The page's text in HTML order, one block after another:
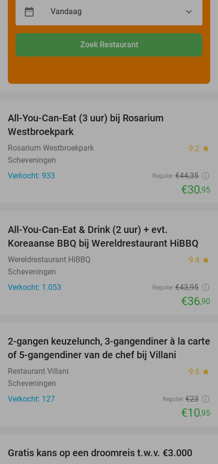
Zoek Restaurant
All-You-Can-Eat (3 uur) bij Rosarium
Westbroekpark
Rosarium Westbroekpark 9.2 star
Scheveningen
Verkocht: 933
Regulier €44,35
€30,95
All-You-Can-Eat & Drink (2 uur) + evt.
Koreaanse BBQ bij Wereldrestaurant HiBBQ
Wereldrestaurant HiBBQ 9.4 star
Scheveningen
Verkocht: 1.053
Regulier €43,95
€36,90
52%
2-gangen keuzelunch, 3-gangendiner à la carte
of 5-gangendiner van de chef bij Villani
Restaurant Villani 9.6 star
Scheveningen
Verkocht: 127
Regulier €23
€10,95
Gratis kans op een droomreis t.w.v. €3.000